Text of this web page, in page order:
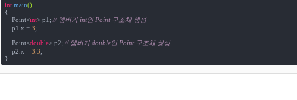
int main()
{
    Point<
int> p1; // 멤버가 int인 Point 구조체 생성
    p1.x =
3;
    Point<
double> p2; // 멤버가 double인 Point 구조체 생성
    p2.x =
3.3;
}